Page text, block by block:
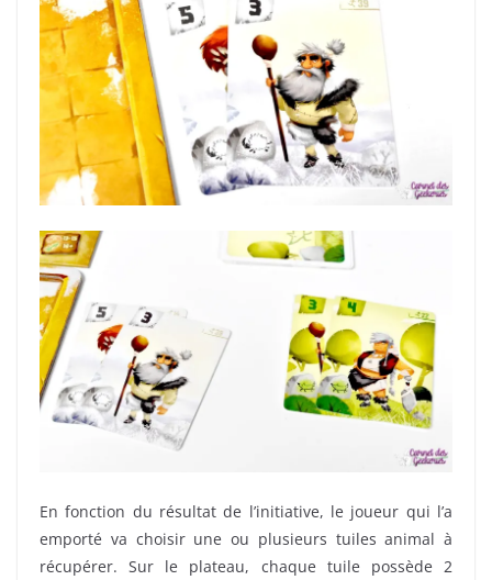
En fonction du résultat de l’initiative, le joueur qui l’a
emporté va choisir une ou plusieurs tuiles animal à
récupérer. Sur le plateau, chaque tuile possède 2